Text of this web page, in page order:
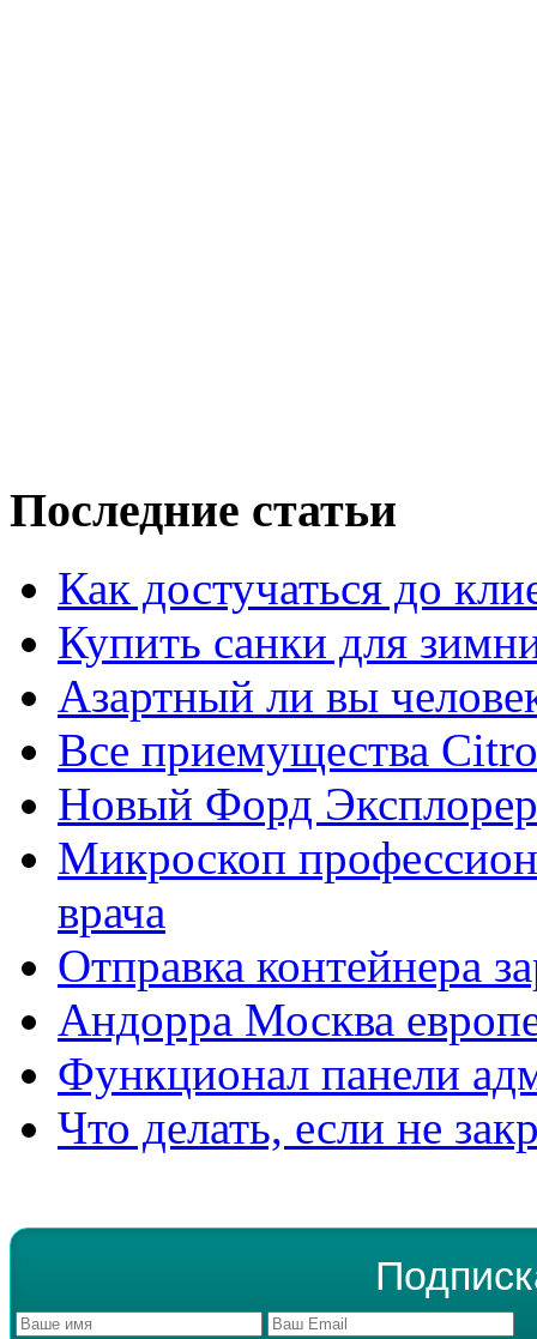
Последние статьи
Как достучаться до
Купить санки для
Азартный ли вы
Все приемущества
Новый Форд
Микроскоп
врача
Отправка контейнера
Андорра Москва
Функционал панели
Что делать, если не